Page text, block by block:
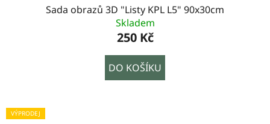
Sada obrazů 3D "Listy KPL L5" 90x30cm
Skladem
250 Kč
DO KOŠÍKU
VÝPRODEJ